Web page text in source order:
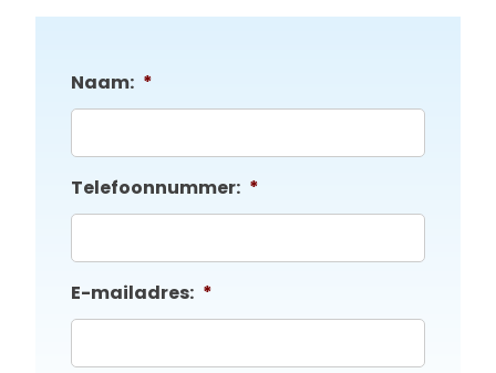
Naam: *
Telefoonnummer: *
E-mailadres: *